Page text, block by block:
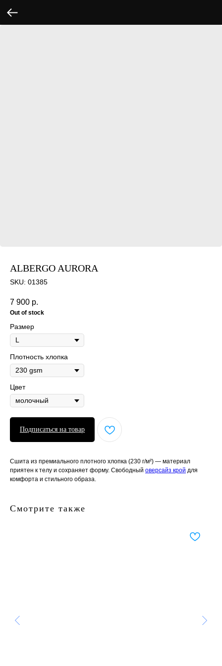
ALBERGO AURORA
SKU: 01385
7 900 р.
Out of stock
Размер
Плотность хлопка
Цвет
Подписаться на товар
Сшита из премиального плотного хлопка (230 г/м²) — материал
приятен к телу и сохраняет форму. Свободный оверсайз крой для
комфорта и стильного образа.
Смотрите также